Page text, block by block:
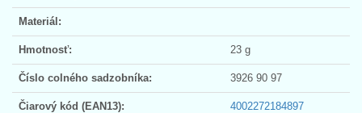
Materiál:
Hmotnosť: 23 g
Číslo colného sadzobníka: 3926 90 97
Čiarový kód (EAN13): 4002272184897